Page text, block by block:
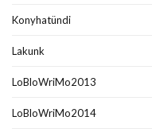
Konyhatündi
Lakunk
LoBloWriMo2013
LoBloWriMo2014